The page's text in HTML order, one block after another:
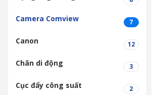
Camera Comview 7
Canon 12
Chân di động 3
Cục đẩy công suất 2